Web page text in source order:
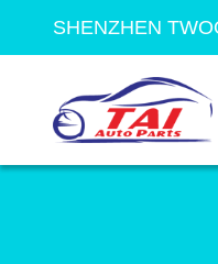
SHENZHEN